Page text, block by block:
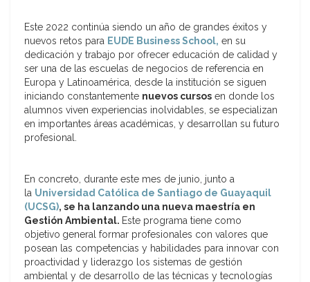
Este 2022 continúa siendo un año de grandes éxitos y
nuevos retos para EUDE Business School, en su
dedicación y trabajo por ofrecer educación de calidad y
ser una de las escuelas de negocios de referencia en
Europa y Latinoamérica, desde la institución se siguen
iniciando constantemente nuevos cursos en donde los
alumnos viven experiencias inolvidables, se especializan
en importantes áreas académicas, y desarrollan su futuro
profesional.
En concreto, durante este mes de junio, junto a
la Universidad Católica de Santiago de Guayaquil
(UCSG), se ha lanzando una nueva maestría en
Gestión Ambiental. Este programa tiene como
objetivo general formar profesionales con valores que
posean las competencias y habilidades para innovar con
proactividad y liderazgo los sistemas de gestión
ambiental y de desarrollo de las técnicas y tecnologías